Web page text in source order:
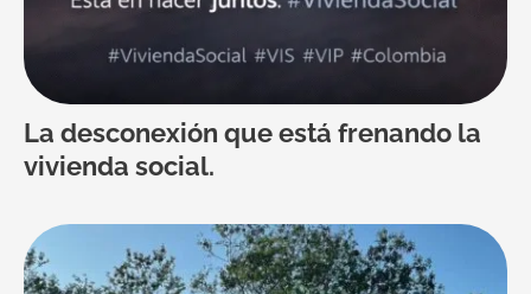
La desconexión que está frenando la
vivienda social.